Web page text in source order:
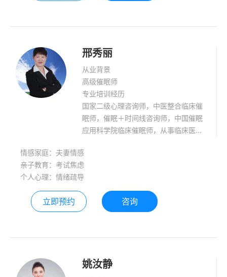
邢秀丽
从业背景
高级催眠师
专业培训经历
国家二级心理咨询师，中医整合临床催
眠师，催眠＋时间线咨询师，中国催眠
应用科学院临床催眠师，从事临床医务
情感家庭：夫妻情感
亲子教育：考试焦虑
个人心理：情绪疏导
立即预约 咨询
姚汝静